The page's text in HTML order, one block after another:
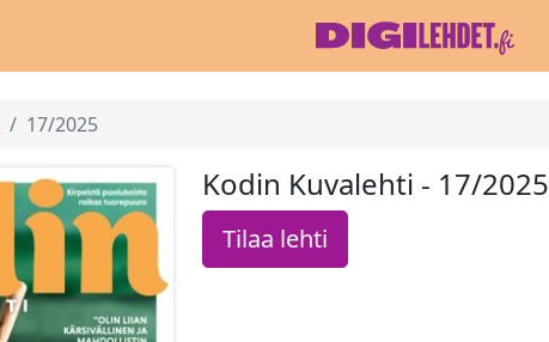
17/2025
Kodin Kuvalehti - 17/2025
Tilaa lehti